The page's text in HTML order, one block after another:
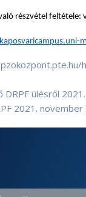
részvétel feltétele:
DRPF ülésről
2021.